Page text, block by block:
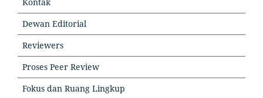
Dewan Editorial
Reviewers
Proses Peer Review
Fokus dan Ruang Lingkup